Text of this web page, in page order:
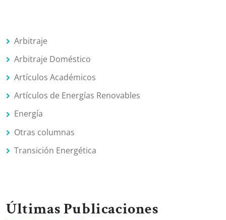
Arbitraje
Arbitraje Doméstico
Artículos Académicos
Artículos de Energías Renovables
Energía
Otras columnas
Transición Energética
Últimas Publicaciones